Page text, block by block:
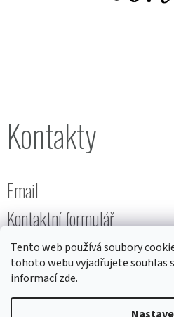
Tento web používá soubory
tohoto webu vyjadřujete souhlas
informacízde.
Kontakty
Email
Kontaktní formulář